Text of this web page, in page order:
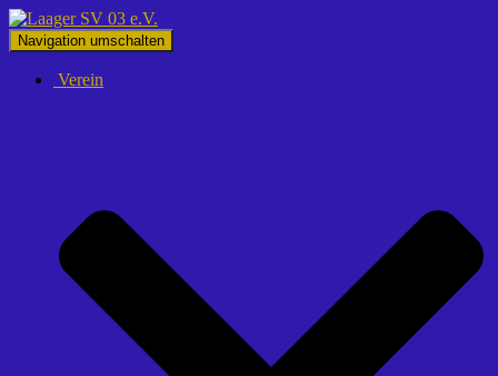
Navigation umschalten
Verein